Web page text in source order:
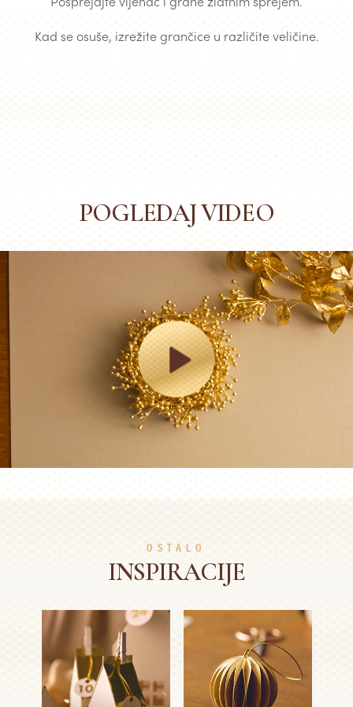
Kad se osuše, izrežite grančice u različite veličine.
POGLEDAJ VIDEO
OSTALO
INSPIRACIJE